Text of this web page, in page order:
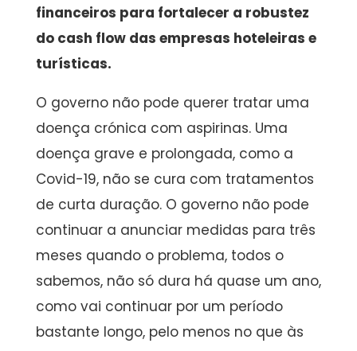
financeiros para fortalecer a robustez
do cash flow das empresas hoteleiras e
turísticas.
O governo não pode querer tratar uma
doença crónica com aspirinas. Uma
doença grave e prolongada, como a
Covid-19, não se cura com tratamentos
de curta duração. O governo não pode
continuar a anunciar medidas para três
meses quando o problema, todos o
sabemos, não só dura há quase um ano,
como vai continuar por um período
bastante longo, pelo menos no que às